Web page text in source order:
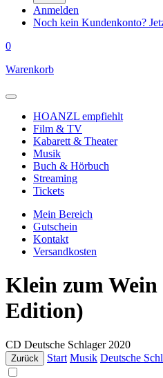
Anmelden
Noch kein Kundenkonto?
0
Warenkorb
HOANZL empfiehlt
Film & TV
Kabarett & Theater
Musik
Buch & Hörbuch
Streaming
Tickets
Mein Bereich
Gutschein
Kontakt
Versandkosten
Klein zum Wein
Edition)
CD Deutsche Schlager 2020
Zurück Start Musik Deutsche